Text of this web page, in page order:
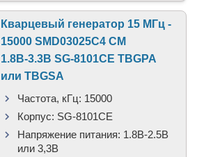
Кварцевый генератор 15 МГц -
15000 SMD03025C4 CM
1.8В-3.3В SG-8101CE TBGPA
или TBGSA
Частота, кГц: 15000
Корпус: SG-8101CE
Напряжение питания: 1.8В-2.5B
или 3,3B